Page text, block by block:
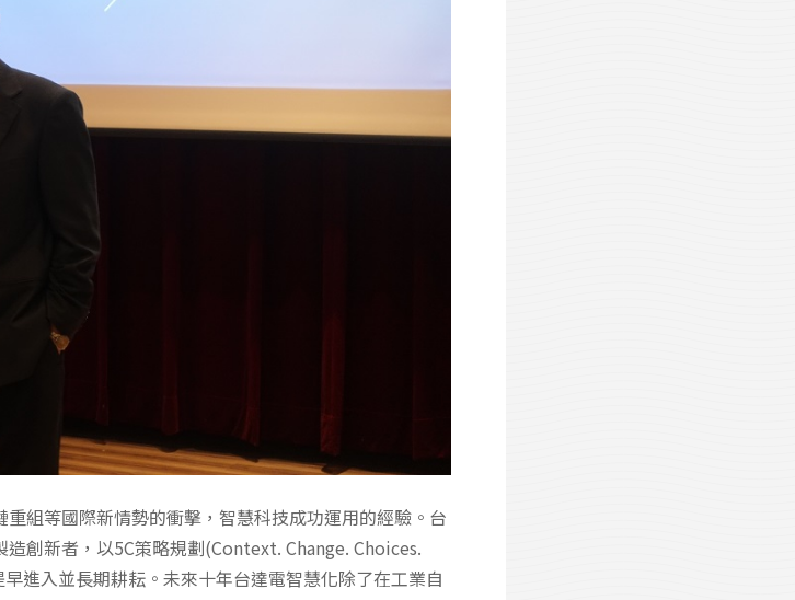
組等國際新情勢的衝擊，智慧科技成功運用的經驗。台
創新者，以5C策略規劃(Context. Change. Choices.
進入並長期耕耘。未來十年台達電智慧化除了在工業自